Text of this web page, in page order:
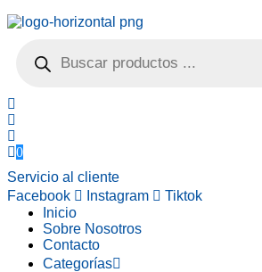
productos
0
Servicio al cliente
Facebook
Instagram
Tiktok
Inicio
Sobre Nosotros
Contacto
Categorías